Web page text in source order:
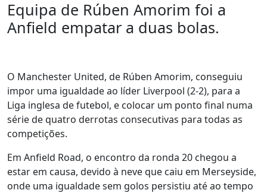
Equipa de Rúben Amorim foi a
Anfield empatar a duas bolas.
O Manchester United, de Rúben Amorim, conseguiu
impor uma igualdade ao líder Liverpool (2-2), para a
Liga inglesa de futebol, e colocar um ponto final numa
série de quatro derrotas consecutivas para todas as
competições.
Em Anfield Road, o encontro da ronda 20 chegou a
estar em causa, devido à neve que caiu em Merseyside,
onde uma igualdade sem golos persistiu até ao tempo